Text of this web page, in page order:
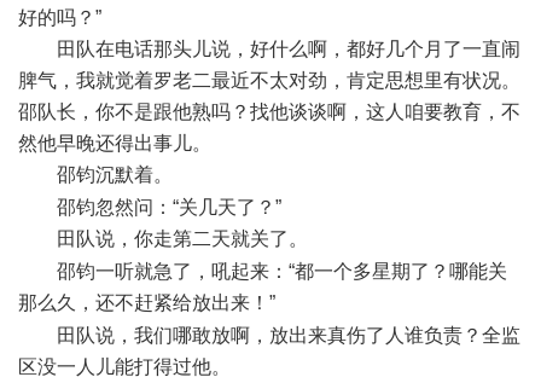
好的吗？”
田队在电话那头儿说，好什么啊，都好几个月了一直闹
脾气，我就觉着罗老二最近不太对劲，肯定思想里有状况。
邵队长，你不是跟他熟吗？找他谈谈啊，这人咱要教育，不
然他早晚还得出事儿。
邵钧沉默着。
邵钧忽然问：“关几天了？”
田队说，你走第二天就关了。
邵钧一听就急了，吼起来：“都一个多星期了？哪能关
那么久，还不赶紧给放出来！”
田队说，我们哪敢放啊，放出来真伤了人谁负责？全监
区没一人儿能打得过他。